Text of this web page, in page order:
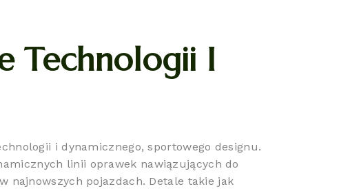
Technologii I
i dynamicznego, sportowego designu.
linii oprawek nawiązujących do
najnowszych pojazdach. Detale takie jak